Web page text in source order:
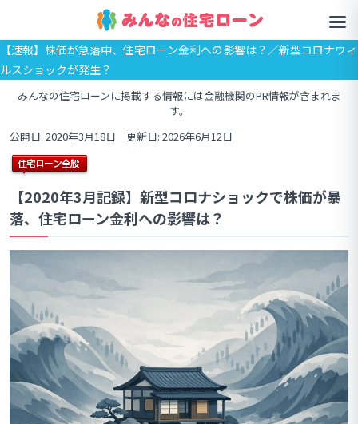
【速報】株価が急落中、住宅ローン金利への影響は？／新型コロナウィ
ルスショックが発生？
みんなの住宅ローンに掲載する情報には金融機関のPR情報が含まれま
す。
公開日: 2020年3月18日 更新日: 2026年6月12日
【2020年3月記録】新型コロナショックで株価が暴
落、住宅ローン金利への影響は？